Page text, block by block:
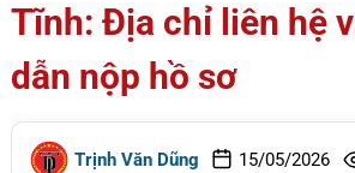
Tĩnh: Địa chỉ liên hệ
dẫn nộp hồ sơ
Trịnh Văn Dũng 15/05/2026